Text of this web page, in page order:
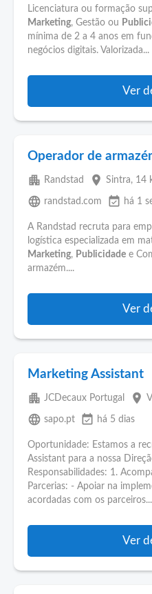
Licenciatura ou formação
Marketing, Gestão ou
mínima de 2 a 4 anos em
negócios digitais. Valorizada...
Ver
Operador de
apartment Randstad place Sintra, 14
language randstad.com event_available há 1
A Randstad recruta para
logística especializada em
Marketing, Publicidade e
armazém....
Ver
Marketing Assistant
apartment JCDecaux Portugal place
language sapo.pt event_available há 5 dias
Oportunidade: Estamos a
Assistant para a nossa
Responsabilidades: 1.
Parcerias: - Apoiar na
acordadas com os parceiros...
Ver